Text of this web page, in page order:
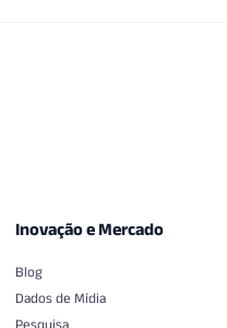
Inovação e Mercado
Blog
Dados de Mídia
Pesquisa